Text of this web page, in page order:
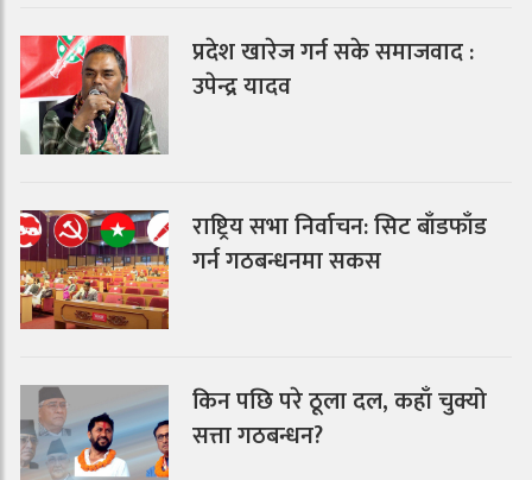
प्रदेश खारेज गर्न सके समाजवाद :
उपेन्द्र यादव
राष्ट्रिय सभा निर्वाचन: सिट बाँडफाँड
गर्न गठबन्धनमा सकस
किन पछि परे ठूला दल, कहाँ चुक्यो
सत्ता गठबन्धन?